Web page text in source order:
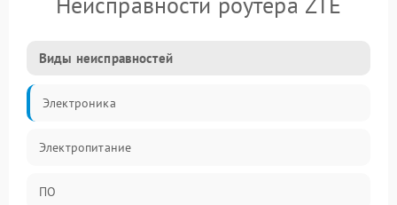
Виды неисправностей
Электроника
Электропитание
ПО